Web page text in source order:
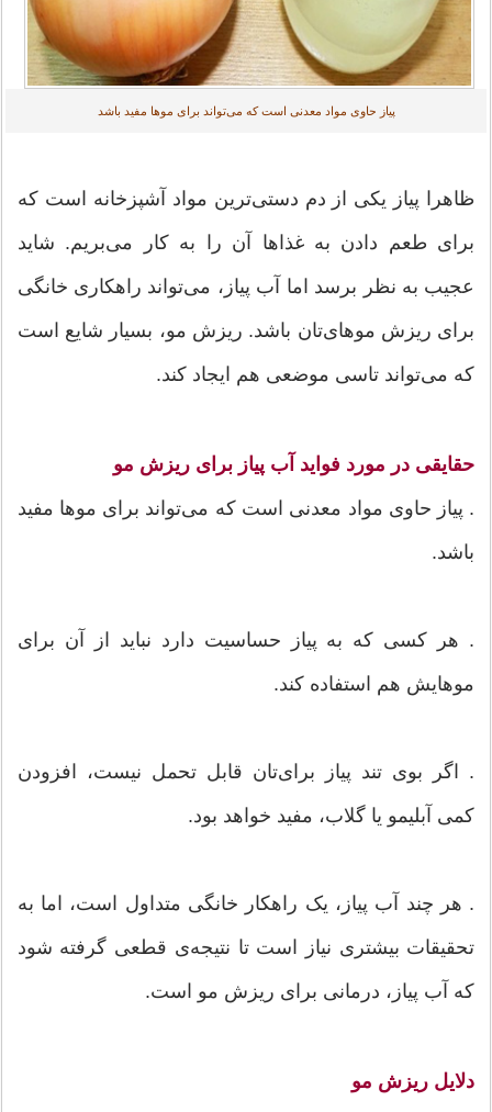
پیاز حاوی مواد معدنی است که می‌تواند برای موها مفید باشد
ظاهرا پیاز یکی از دم دستی‌ترین مواد آشپزخانه است که
برای طعم دادن به غذاها آن را به کار می‌بریم. شاید
عجیب به نظر برسد اما آب پیاز، می‌تواند راهکاری خانگی
برای ریزش موهای‌تان باشد. ریزش مو، بسیار شایع است
که می‌تواند تاسی موضعی هم ایجاد کند.
حقایقی در مورد فواید آب پیاز برای ریزش مو
. پیاز حاوی مواد معدنی است که می‌تواند برای موها مفید
باشد.
. هر کسی که به پیاز حساسیت دارد نباید از آن برای
موهایش هم استفاده کند.
. اگر بوی تند پیاز برای‌تان قابل تحمل نیست، افزودن
کمی آبلیمو یا گلاب، مفید خواهد بود.
. هر چند آب پیاز، یک راهکار خانگی متداول است، اما به
تحقیقات بیشتری نیاز است تا نتیجه‌ی قطعی گرفته شود
که آب پیاز، درمانی برای ریزش مو است.
دلایل ریزش مو